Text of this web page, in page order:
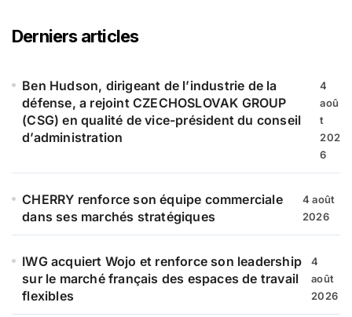
r
c
e
Derniers articles
Ben Hudson, dirigeant de l’industrie de la
défense, a rejoint CZECHOSLOVAK GROUP
(CSG) en qualité de vice-président du conseil
d’administration
4
aoû
t
202
6
CHERRY renforce son équipe commerciale
dans ses marchés stratégiques
4 août
2026
IWG acquiert Wojo et renforce son leadership
sur le marché français des espaces de travail
flexibles
4
août
2026